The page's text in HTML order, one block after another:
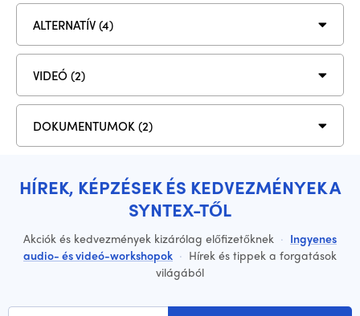
ALTERNATÍV (4)
VIDEÓ (2)
DOKUMENTUMOK (2)
HÍREK, KÉPZÉSEK ÉS KEDVEZMÉNYEK A
SYNTEX-TŐL
Akciók és kedvezmények kizárólag előfizetőknek · Ingyenes
audio- és videó-workshopok · Hírek és tippek a forgatások
világából